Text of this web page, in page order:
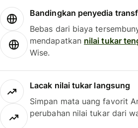
Bandingkan penyedia
Bebas dari biaya
mendapatkan nilai tukar
Wise.
Lacak nilai tukar langsung
Simpan mata uang favorit
perubahan nilai tukar dari